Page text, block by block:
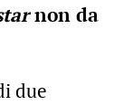
non da
due